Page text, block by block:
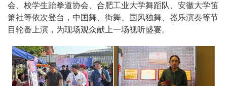
会、校学生跆拳道协会、合肥工业大学舞蹈队、安徽大学笛
箫社等依次登台，中国舞、街舞、国风独舞、器乐演奏等节
目轮番上演，为现场观众献上一场视听盛宴。